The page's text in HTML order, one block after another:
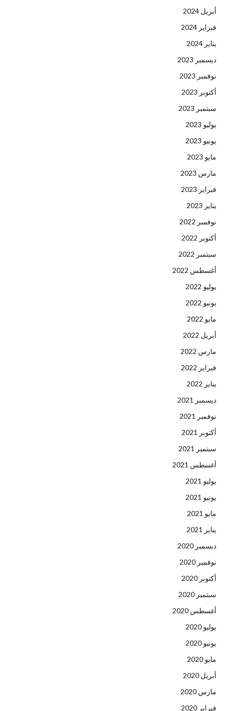
أبريل 2024
فبراير 2024
يناير 2024
ديسمبر 2023
نوفمبر 2023
أكتوبر 2023
سبتمبر 2023
يوليو 2023
يونيو 2023
مايو 2023
مارس 2023
فبراير 2023
يناير 2023
نوفمبر 2022
أكتوبر 2022
سبتمبر 2022
أغسطس 2022
يوليو 2022
يونيو 2022
مايو 2022
أبريل 2022
مارس 2022
فبراير 2022
يناير 2022
ديسمبر 2021
نوفمبر 2021
أكتوبر 2021
سبتمبر 2021
أغسطس 2021
يوليو 2021
يونيو 2021
مايو 2021
يناير 2021
ديسمبر 2020
نوفمبر 2020
أكتوبر 2020
سبتمبر 2020
أغسطس 2020
يوليو 2020
يونيو 2020
مايو 2020
أبريل 2020
مارس 2020
فبراير 2020